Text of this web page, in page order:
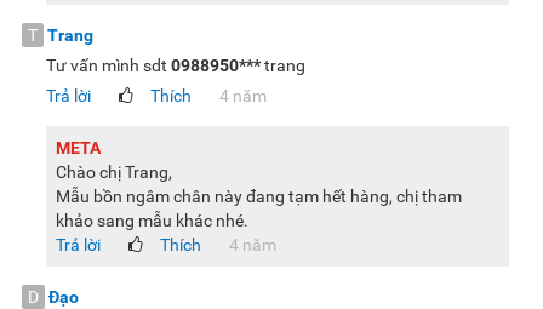
T Trang
Tư vấn mình sdt 0988950***trang
Trả lời
Thích 4 năm
META
Chào chị Trang,
Mẫu bồn ngâm chân này đang tạm hết hàng, chị tham
khảo sang mẫu khác nhé.
Trả lời
Thích 4 năm
D Đạo